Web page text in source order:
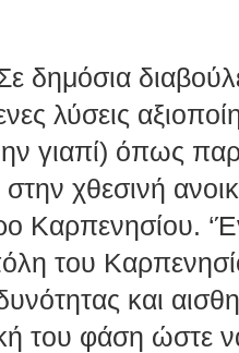
λύσεις
γιαπί) όπως
στην χθεσινή
Καρπενησίου.
του
και
του φάση ώστε